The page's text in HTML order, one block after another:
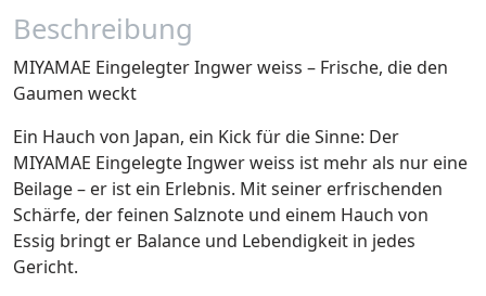
Beschreibung
MIYAMAE Eingelegter Ingwer weiss – Frische, die den
Gaumen weckt
Ein Hauch von Japan, ein Kick für die Sinne: Der
MIYAMAE Eingelegte Ingwer weiss ist mehr als nur eine
Beilage – er ist ein Erlebnis. Mit seiner erfrischenden
Schärfe, der feinen Salznote und einem Hauch von
Essig bringt er Balance und Lebendigkeit in jedes
Gericht.